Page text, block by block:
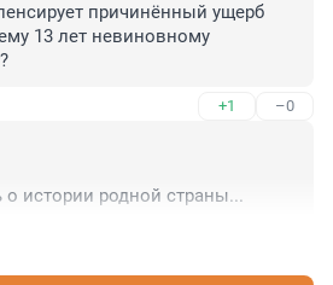
причинённый ущерб
13 лет невиновному
+1 –0
о истории родной страны...